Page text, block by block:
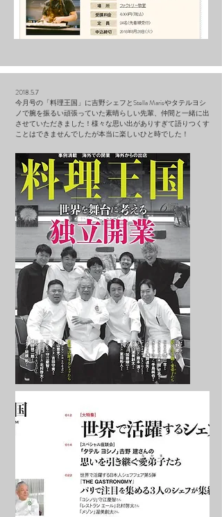
2018.5.7
今月号の「料理王国」に吉野シェフとStella Marisやタテルヨシ
ノで腕を振るい頑張っていた素晴らしい先輩、仲間と一緒に出
させていただきました！様々な思い出がありすぎて語りつくす
ことはできませんでしたが本当に楽しいひと時でした！